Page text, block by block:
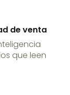
de venta
que leen